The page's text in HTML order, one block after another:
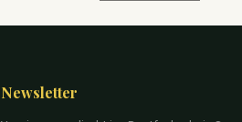
Newsletter